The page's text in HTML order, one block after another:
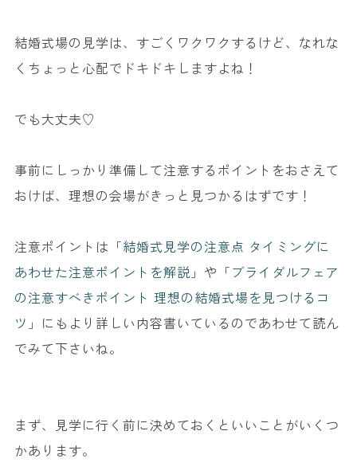
結婚式場の見学は、すごくワクワクするけど、なれな
くちょっと心配でドキドキしますよね！
でも大丈夫♡
事前にしっかり準備して注意するポイントをおさえて
おけば、理想の会場がきっと見つかるはずです！
注意ポイントは「結婚式見学の注意点 タイミングに
あわせた注意ポイントを解説」や「ブライダルフェア
の注意すべきポイント 理想の結婚式場を見つけるコ
ツ 」にもより詳しい内容書いているのであわせて読ん
でみて下さいね。
まず、見学に行く前に決めておくといいことがいくつ
かあります。